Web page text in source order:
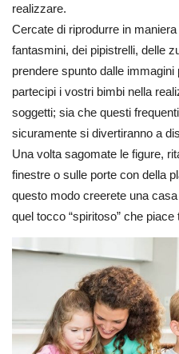
realizzare.
Cercate di riprodurre in
fantasmini, dei pipistrelli, delle
prendere spunto dalle
partecipi i vostri bimbi nella
soggetti; sia che questi
sicuramente si divertiranno a
Una volta sagomate le figure,
finestre o sulle porte con della
questo modo creerete una
quel tocco “spiritoso” che piace